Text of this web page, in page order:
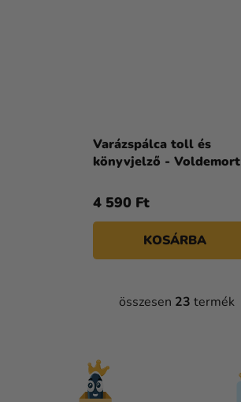
Varázspálca toll és
könyvjelző - Voldemort
4 590 Ft
KOSÁRBA
L
összesen 23 termék